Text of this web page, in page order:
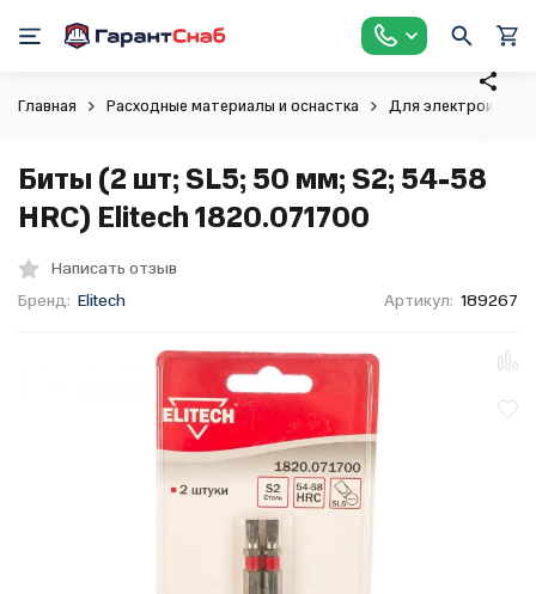
Главная Расходные материалы и оснастка Для
Биты (2 шт; SL5; 50 мм; S2; 54-58
HRC) Elitech 1820.071700
Написать отзыв
Бренд: Elitech Артикул: 189267